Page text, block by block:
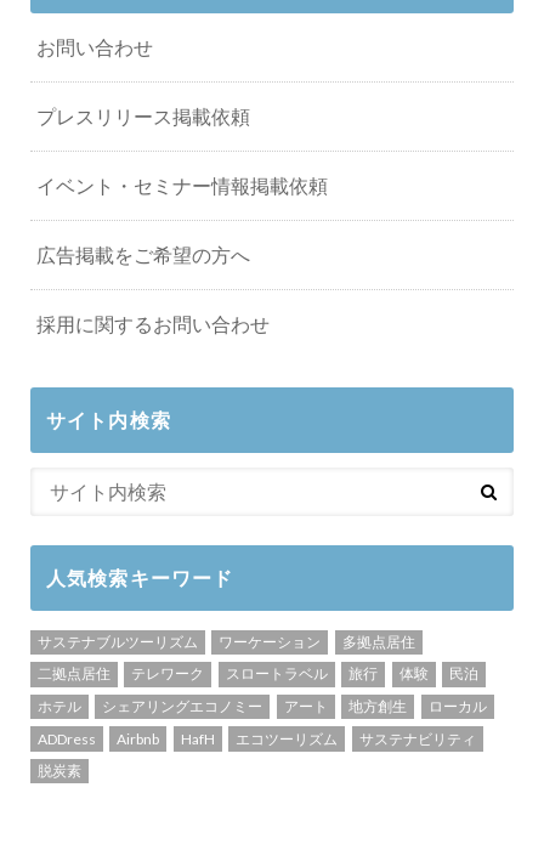
お問い合わせ
プレスリリース掲載依頼
イベント・セミナー情報掲載依頼
広告掲載をご希望の方へ
採用に関するお問い合わせ
サイト内検索
人気検索キーワード
サステナブルツーリズム ワーケーション
多拠点居住
二拠点居住
テレワーク スロートラベル 旅行 体験
民泊
ホテル
シェアリングエコノミー アート 地方創生
ローカル
ADDress
Airbnb HafH エコツーリズム
サステナビリティ
脱炭素